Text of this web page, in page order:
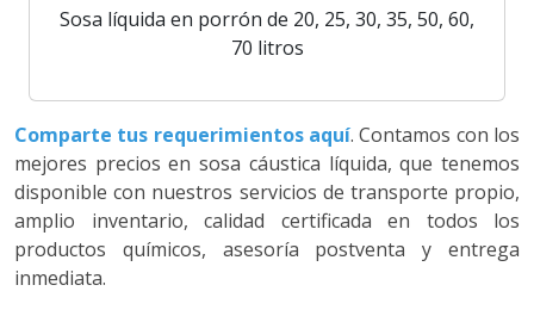
Sosa líquida en porrón de 20, 25, 30, 35, 50, 60,
70 litros
Comparte tus requerimientos aquí. Contamos con los
mejores precios en sosa cáustica líquida, que tenemos
disponible con nuestros servicios de transporte propio,
amplio inventario, calidad certificada en todos los
productos químicos, asesoría postventa y entrega
inmediata.